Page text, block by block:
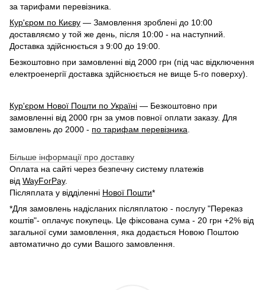
за тарифами перевізника.
Кур'єром по Києву — Замовлення зроблені до 10:00
доставляємо у той же день, після 10:00 - на наступний.
Доставка здійснюється з 9:00 до 19:00.
Безкоштовно при замовленні від 2000 грн (під час відключення
електроенергії доставка здійснюється не вище 5-го поверху).
Кур'єром Нової Пошти по Україні — Безкоштовно при
замовленні від 2000 грн за умов повної оплати заказу. Для
замовлень до 2000 - по тарифам перевізника
Більше інформації про доставку
Оплата на сайті через безпечну систему платежів
від WayForPay.
Післяплата у відділенні Нової Пошти*
*Для замовлень надісланих післяплатою - послугу "Переказ
коштів"- оплачує покупець. Це фіксована сума - 20 грн +2% від
загальної суми замовлення, яка додається Новою Поштою
автоматично до суми Вашого замовлення.